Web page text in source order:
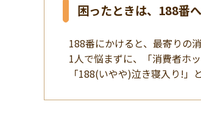
困ったときは、188番
188番にかけると、最寄りの
1人で悩まずに、「消費者ホ
「188(いやや)泣き寝入り!」